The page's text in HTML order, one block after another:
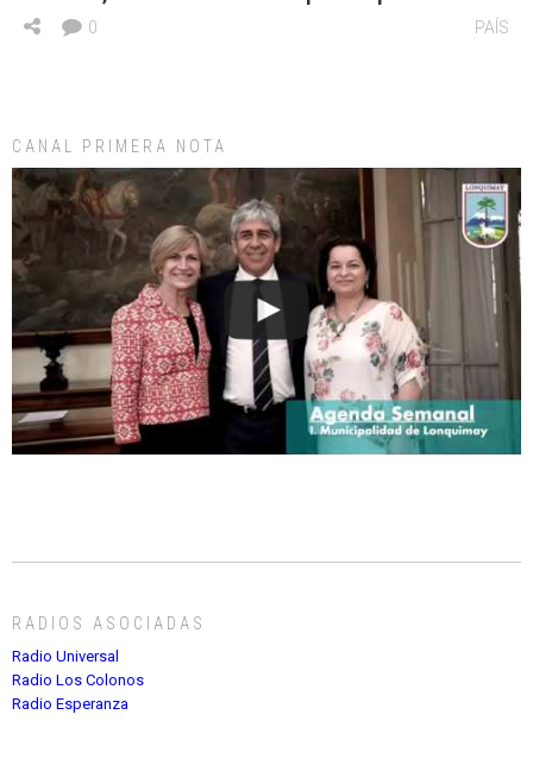
PAÍS
0
CANAL PRIMERA NOTA
RADIOS ASOCIADAS
Radio Universal
Radio Los Colonos
Radio Esperanza